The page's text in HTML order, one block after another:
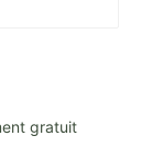
gratuit